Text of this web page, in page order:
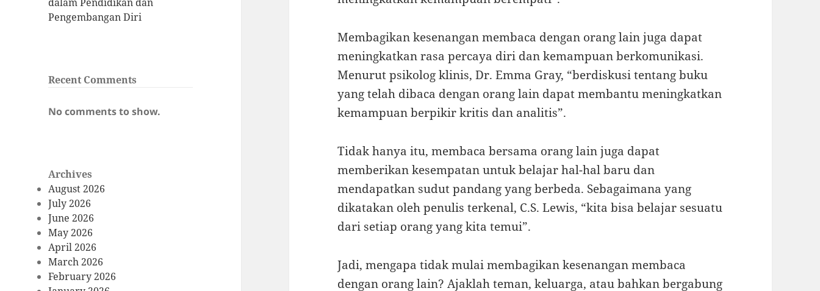
Pengembangan Diri
Recent Comments
No comments to show.
Archives
August 2026
July 2026
June 2026
May 2026
April 2026
March 2026
February 2026
Membagikan kesenangan membaca dengan orang lain juga dapat
meningkatkan rasa percaya diri dan kemampuan berkomunikasi.
Menurut psikolog klinis, Dr. Emma Gray, “berdiskusi tentang buku
yang telah dibaca dengan orang lain dapat membantu meningkatkan
kemampuan berpikir kritis dan analitis”.
Tidak hanya itu, membaca bersama orang lain juga dapat
memberikan kesempatan untuk belajar hal-hal baru dan
mendapatkan sudut pandang yang berbeda. Sebagaimana yang
dikatakan oleh penulis terkenal, C.S. Lewis, “kita bisa belajar sesuatu
dari setiap orang yang kita temui”.
Jadi, mengapa tidak mulai membagikan kesenangan membaca
dengan orang lain? Ajaklah teman, keluarga, atau bahkan bergabung